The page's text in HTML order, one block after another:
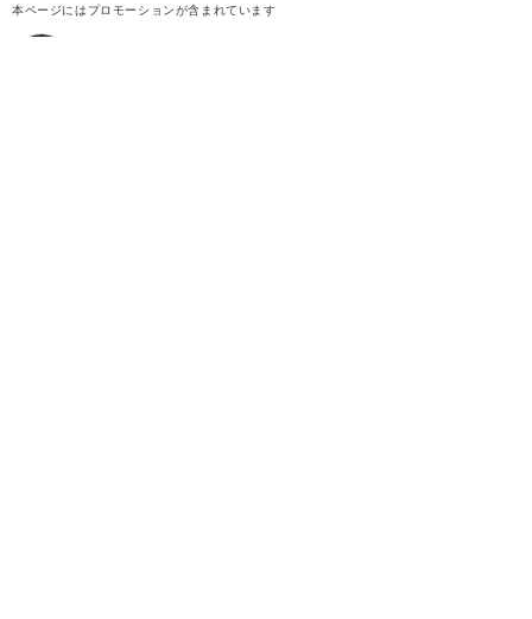
本ページにはプロモーションが含まれています